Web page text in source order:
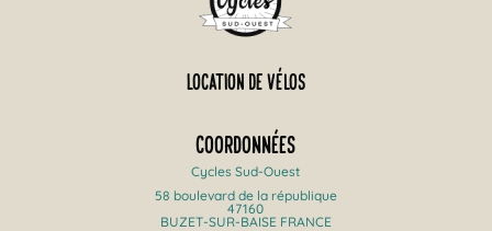
Location de vélos
Coordonnées
Cycles Sud-Ouest
58 boulevard de la république
47160
BUZET-SUR-BAISE FRANCE